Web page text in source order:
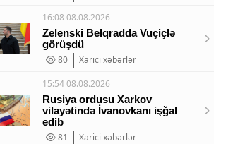
СМИ: В Химках на
полицейскую
машину напали и
подожгли.
Где
16:08 08.08.2026
Zelenski Belqradda Vuçiçlə
görüşdü
80
Xarici xəbərlər
15:54 08.08.2026
Rusiya ordusu Xarkov
vilayətində İvanovkanı işğal
edib
81
Xarici xəbərlər